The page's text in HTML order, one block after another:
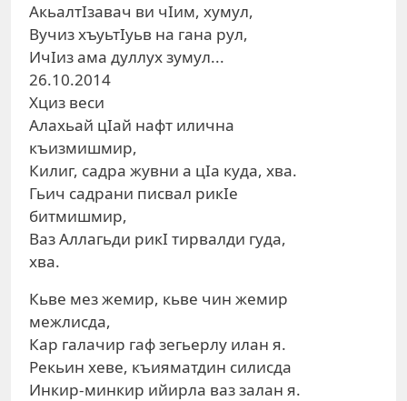
АкьалтIзавач ви чIим, хумул,
Вучиз хъуьтIуьв на гана рул,
ИчIиз ама дуллух зумул...
26.10.2014
Хциз веси
Алахьай цIай нафт илична
къизмишмир,
Килиг, садра жувни а цIа куда, хва.
Гьич садрани писвал рикIе
битмишмир,
Ваз Аллагьди рикI тирвалди гуда,
хва.
Кьве мез жемир, кьве чин жемир
межлисда,
Кар галачир гаф зегьерлу илан я.
Рекьин хеве, къияматдин силисда
Инкир-минкир ийирла ваз залан я.